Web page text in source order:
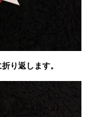
り返します。